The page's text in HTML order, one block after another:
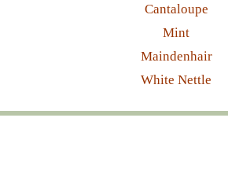
Cantaloupe
Mint
Maindenhair
White Nettle